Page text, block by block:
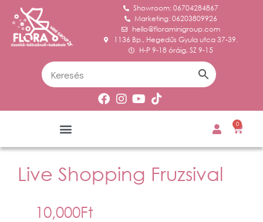
Showroom: 06704284867
Marketing: 06203809926
hello@floraminigroup.com
1136 Bp., Hegedűs Gyula utca 37-39.
H-P 9-18 óráig, SZ 9-15
0
Live Shopping Fruzsival
10,000Ft